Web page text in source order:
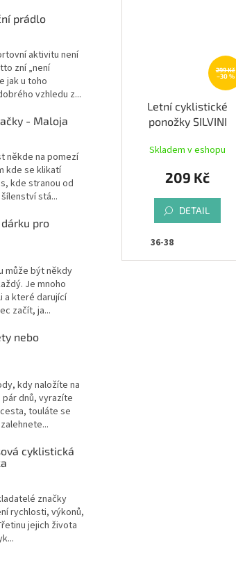
prádlo
aktivitu není
zní „není
jak u toho
vzhledu z...
- Maloja
někde na pomezí
kde se klikatí
kde stranou od
stá...
pro
může být někdy
Je mnoho
a které darující
začít, ja...
nebo
kdy naložíte na
dnů, vyrazíte
touláte se
cyklistická
značky
rychlosti, výkonů,
jejich života
299 Kč
–30 %
Letní cyklistické
ponožky SILVINI
Skladem v eshopu
209 Kč
DETAIL
36-38